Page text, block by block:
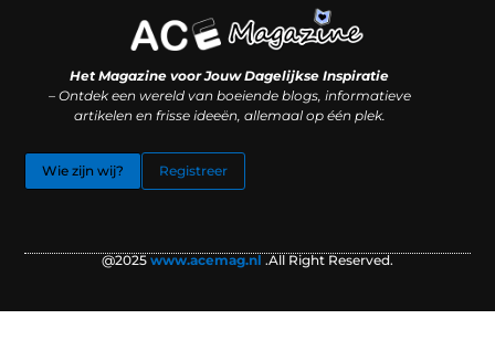
Het Magazine voor Jouw Dagelijkse Inspiratie
– Ontdek een wereld van boeiende blogs, informatieve
artikelen en frisse ideeën, allemaal op één plek.
Wie zijn wij? Registreer
@2025www.acemag.nl .All Right Reserved.